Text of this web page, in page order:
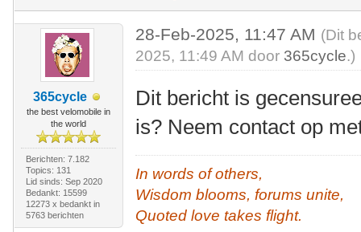
365cycle
the best velomobile in
the world
Berichten: 7.182
Topics: 131
Lid sinds: Sep 2020
Bedankt: 15599
12273 x bedankt in
5763 berichten
28-Feb-2025, 11:47 AM (Dit
2025, 11:49 AM door 365cycle.)
Dit bericht is
is? Neem contact op
In words of others,
Wisdom blooms, forums unite,
Quoted love takes flight.